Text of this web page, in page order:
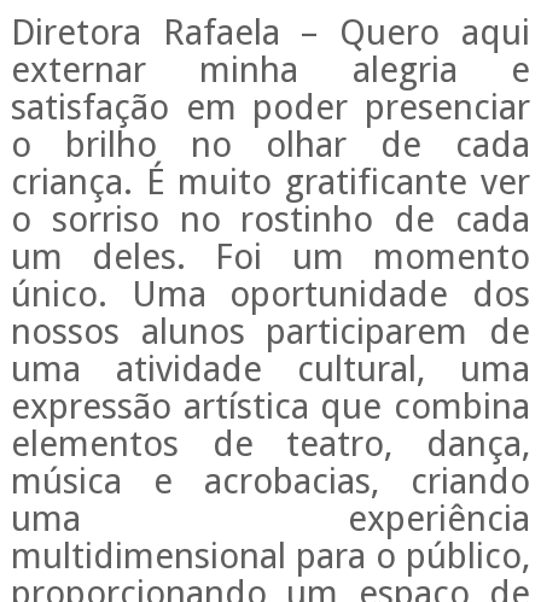
Diretora Rafaela – Quero aqui
externar minha alegria e
satisfação em poder presenciar
o brilho no olhar de cada
criança. É muito gratificante ver
o sorriso no rostinho de cada
um deles. Foi um momento
único. Uma oportunidade dos
nossos alunos participarem de
uma atividade cultural, uma
expressão artística que combina
elementos de teatro, dança,
música e acrobacias, criando
uma experiência
multidimensional para o público,